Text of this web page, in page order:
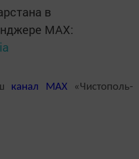
в
MАХ:
канал MAX«Чистополь-